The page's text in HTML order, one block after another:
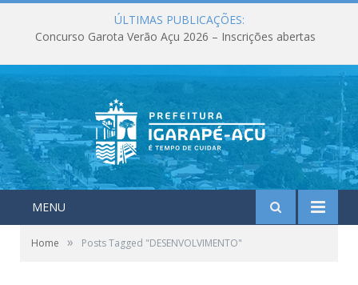
ÚLTIMAS PUBLICAÇÕES:
Concurso Garota Verão Açu 2026 – Inscrições abertas
MENU
Home » Posts Tagged "DESENVOLVIMENTO"